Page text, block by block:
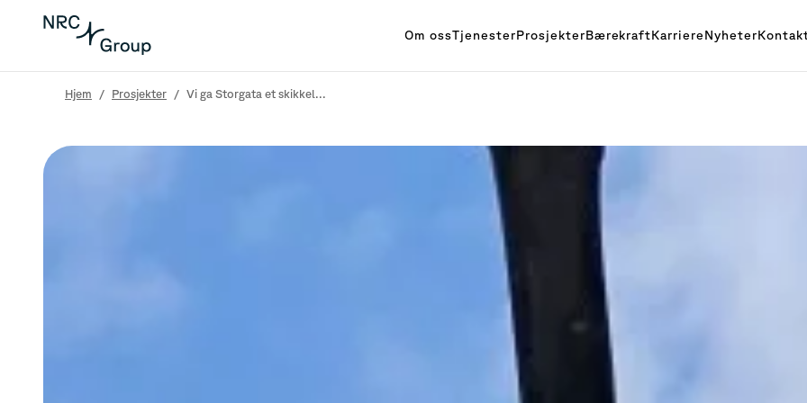
Om ossTjenesterProsjekterBærekraftKarriereNyheter
Hjem / Prosjekter / Vi ga Storgata et skikkel...